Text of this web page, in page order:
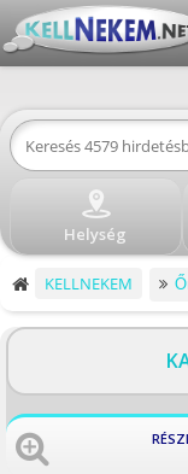
Menu
BEJELENTKEZÉS
REGISZTRÁLÁS
Helység
KELLNEKEM